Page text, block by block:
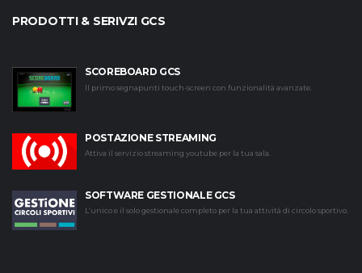
PRODOTTI & SERIVZI GCS
SCOREBOARD GCS
Il primo segnapunti touch-screen con funzionalità avanzate.
POSTAZIONE STREAMING
Attiva il servizio streaming youtube per la tua sala.
SOFTWARE GESTIONALE GCS
L’unico e il solo gestionale completo per la tua attività di circolo sportivo.